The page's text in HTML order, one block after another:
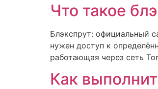
Что такое
Блэкспрут: официальный
нужен доступ к
работающая через сеть
Как